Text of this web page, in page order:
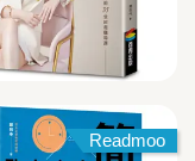
Readmoo